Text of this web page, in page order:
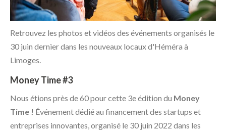
Retrouvez les photos et vidéos des événements organisés le
30 juin dernier dans les nouveaux locaux d'Héméra à
Limoges.
Money Time #3
Nous étions près de 60 pour cette 3e édition du Money
Time ! Événement dédié au financement des startups et
entreprises innovantes, organisé le 30 juin 2022 dans les